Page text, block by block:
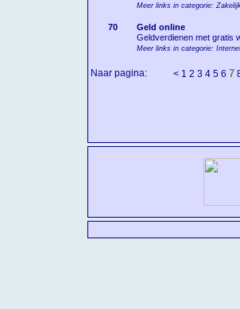
Meer links in categorie:
70
Geld online
Geldverdienen met gratis
Meer links in categorie:
Naar pagina: < 1 2 3 4 5 6 7